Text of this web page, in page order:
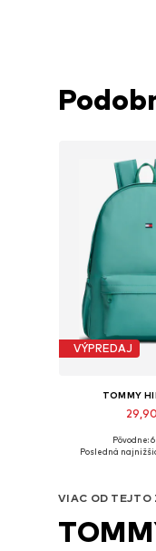
VÝPREDAJ
TOMMY
Dostupné
Pôvodne:
Posledná
VIAC OD TEJTO